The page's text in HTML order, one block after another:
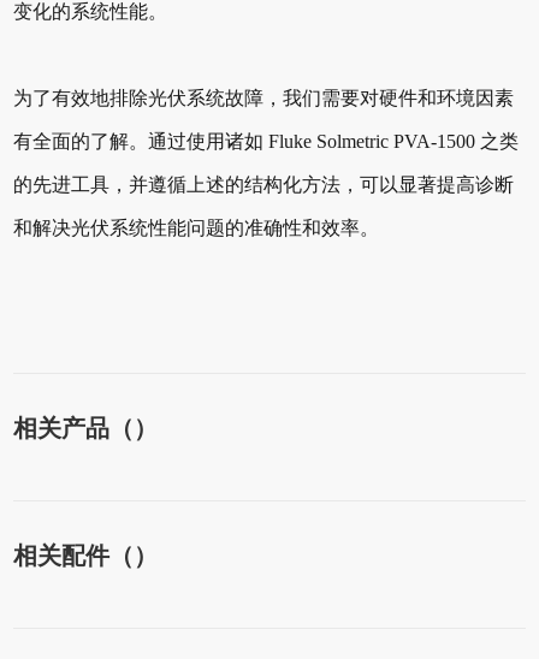
变化的系统性能。
为了有效地排除光伏系统故障，我们需要对硬件和环境因素
有全面的了解。通过使用诸如 Fluke Solmetric PVA-1500 之类
的先进工具，并遵循上述的结构化方法，可以显著提高诊断
和解决光伏系统性能问题的准确性和效率。
相关产品（）
相关配件（）